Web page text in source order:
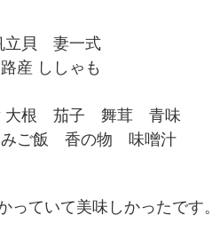
立貝 妻一式
産 ししゃも
大根 茄子 舞茸 青味
みご飯 香の物 味噌汁
ていて美味しかったです。